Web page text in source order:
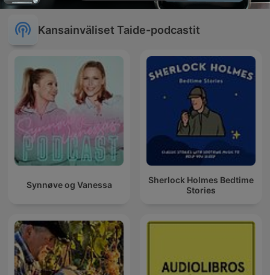
Kansainväliset Taide-podcastit
Synnøve og Vanessa
Sherlock Holmes Bedtime
Stories